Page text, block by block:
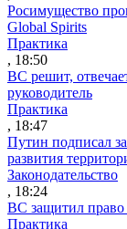
Росимущество
Global Spirits
Практика
, 18:50
ВС решит,
руководитель
Практика
, 18:47
Путин подписал
развития
Законодательство
, 18:24
ВС защитил право
Практика